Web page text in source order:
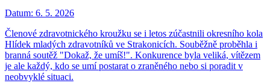
Datum: 6. 5. 2026
Členové zdravotnického kroužku se i letos zúčastnili okresního kola
Hlídek mladých zdravotníků ve Strakonicích. Souběžně proběhla i
branná soutěž "Dokaž, že umíš!". Konkurence byla veliká, vítězem
je ale každý, kdo se umí postarat o zraněného nebo si poradit v
neobvyklé situaci.